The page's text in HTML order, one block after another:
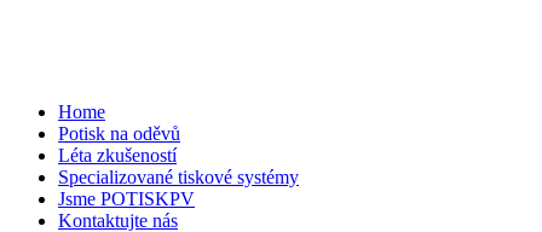
Home
Potisk na oděvů
Léta zkušeností
Specializované tiskové systémy
Jsme POTISKPV
Kontaktujte nás